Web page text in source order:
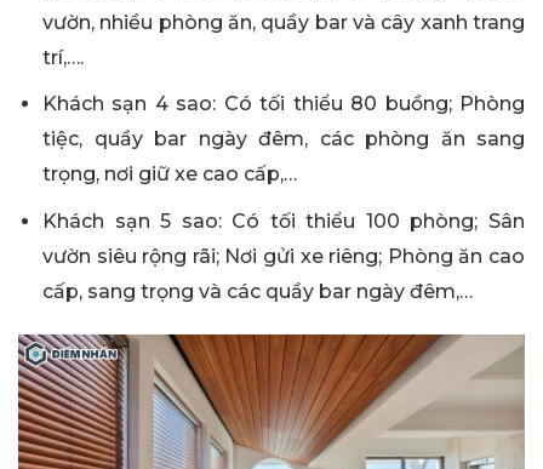
vườn, nhiều phòng ăn, quầy bar và cây xanh trang
trí,….
Khách sạn 4 sao: Có tối thiểu 80 buồng; Phòng
tiệc, quầy bar ngày đêm, các phòng ăn sang
trọng, nơi giữ xe cao cấp,…
Khách sạn 5 sao: Có tối thiểu 100 phòng; Sân
vườn siêu rộng rãi; Nơi gửi xe riêng; Phòng ăn cao
cấp, sang trọng và các quầy bar ngày đêm,…